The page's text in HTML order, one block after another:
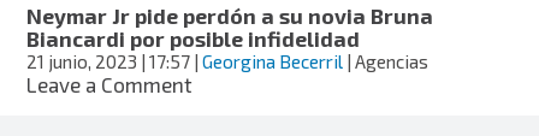
Neymar Jr pide perdón a su novia Bruna
Biancardi por posible infidelidad
21 junio, 2023 | 17:57 |Georgina Becerril | Agencias
Leave a Commenton